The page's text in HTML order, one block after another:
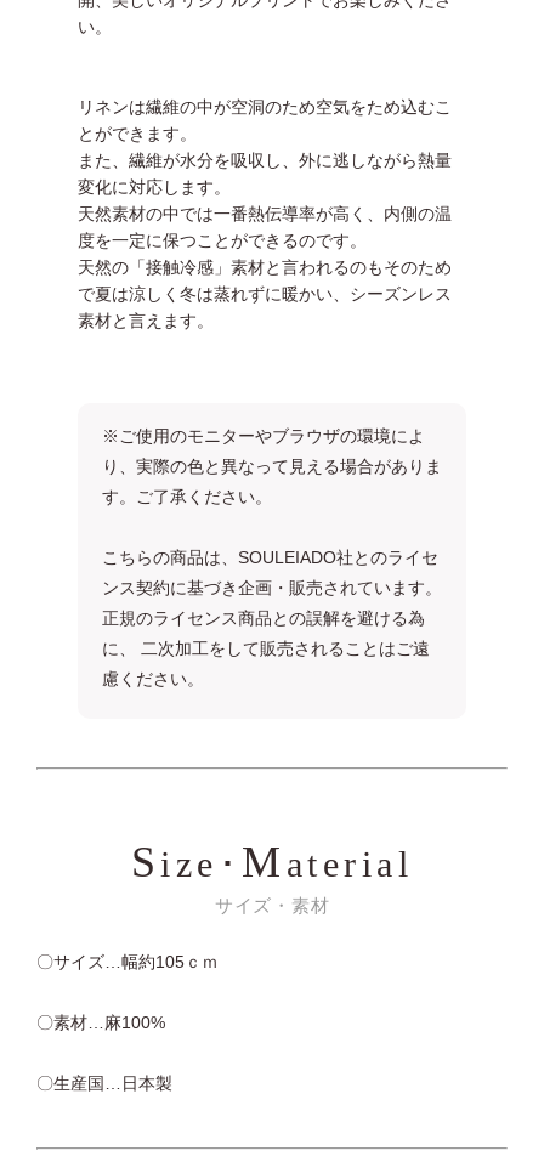
い。
リネンは繊維の中が空洞のため空気をため込むこ
とができます。
また、繊維が水分を吸収し、外に逃しながら熱量
変化に対応します。
天然素材の中では一番熱伝導率が高く、内側の温
度を一定に保つことができるのです。
天然の「接触冷感」素材と言われるのもそのため
で夏は涼しく冬は蒸れずに暖かい、シーズンレス
素材と言えます。
※ご使用のモニターやブラウザの環境によ
り、実際の色と異なって見える場合がありま
す。ご了承ください。
こちらの商品は、SOULEIADO社とのライセ
ンス契約に基づき企画・販売されています。
正規のライセンス商品との誤解を避ける為
に、 二次加工をして販売されることはご遠
慮ください。
S ize･ M aterial
サイズ・素材
〇サイズ…幅約105ｃｍ
〇素材…麻100%
〇生産国…日本製